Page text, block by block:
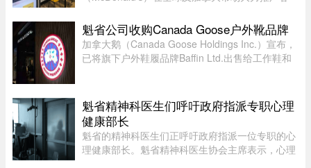
度依然出现了明显的放缓。图片来源：Global
News这一现象在加拿大知名社区论坛 r/ ...
魁省公司收购Canada Goose户外靴品牌
加拿大鹅（Canada Goose Holdings Inc.）宣布，
已将旗下户外鞋履品牌Baffin Ltd.出售给工作鞋和
旨在简化运营模式，将更 ...
魁省精神科医生们呼吁政府指派专职心理
健康部长
魁省的精神科医生们正呼吁政府指派一位专职的心
理健康部长。魁省精神科医生协会主席表示，心理